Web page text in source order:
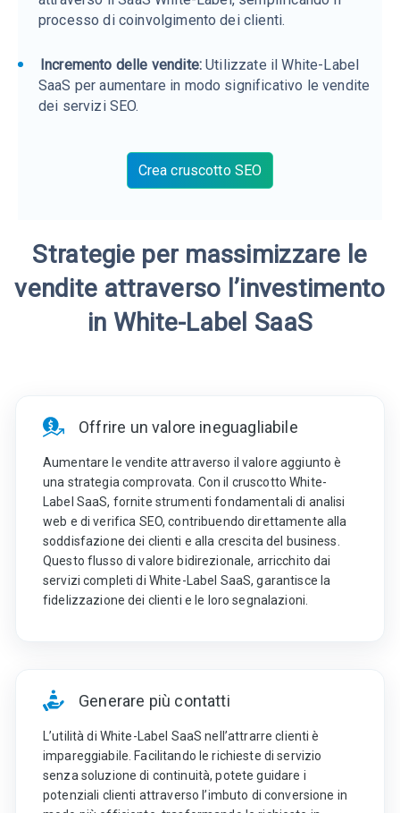
processo di coinvolgimento dei clienti.
Incremento delle vendite: Utilizzate il White-Label
SaaS per aumentare in modo significativo le vendite
dei servizi SEO.
Crea cruscotto SEO
Strategie per massimizzare le
vendite attraverso l’investimento
in White-Label SaaS
Offrire un valore ineguagliabile
Aumentare le vendite attraverso il valore aggiunto è
una strategia comprovata. Con il cruscotto White-
Label SaaS, fornite strumenti fondamentali di analisi
web e di verifica SEO, contribuendo direttamente alla
soddisfazione dei clienti e alla crescita del business.
Questo flusso di valore bidirezionale, arricchito dai
servizi completi di White-Label SaaS, garantisce la
fidelizzazione dei clienti e le loro segnalazioni.
Generare più contatti
L’utilità di White-Label SaaS nell’attrarre clienti è
impareggiabile. Facilitando le richieste di servizio
senza soluzione di continuità, potete guidare i
potenziali clienti attraverso l’imbuto di conversione in